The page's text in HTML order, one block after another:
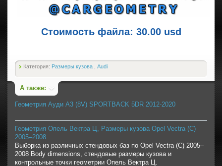
Стоимость файла: 30.00 usd
Категория: Размеры кузова Audi
А также:
Геометрия Ауди A3 (8V) SPORTBACK 5DR 2012-2020
Геометрия Опель Вектра Ц, Размеры кузова Opel Vectra (C)
2005–2008
Выборка из различных стендовых баз по Opel Vectra (C) 2005–
2008 Body dimensions, стендовые размеры кузова и
контрольные точки геометрии Опель Вектра Ц.